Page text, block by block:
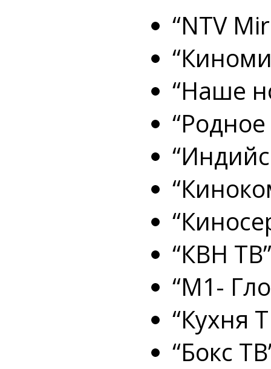
“NTV
“Наше
“КВН ТВ”
“М1-
“Кухня
“Бокс